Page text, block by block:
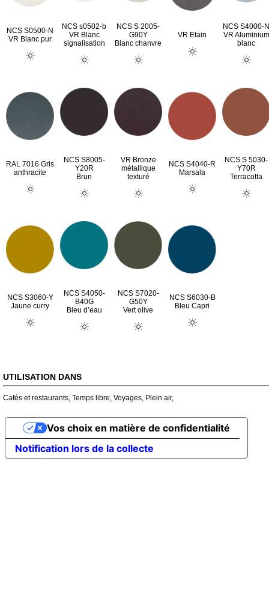
NCS S0500-N
VR Blanc pur
NCS s0502-b
VR Blanc
signalisation
NCS S 2005-
G90Y
Blanc chanvre
VR Etain
NCS S4000-N
VR Aluminium
blanc
RAL 7016 Gris
anthracite
NCS S8005-
Y20R
Brun
VR Bronze
métallique
texturé
NCS S4040-R
Marsala
NCS S 5030-
Y70R
Terracotta
NCS S3060-Y
Jaune curry
NCS S4050-
B40G
Bleu d’eau
NCS S7020-
G50Y
Vert olive
NCS S6030-B
Bleu Capri
UTILISATION DANS
Cafés et restaurants, Temps libre, Voyages, Plein air,
Notification lors de la collecte
Vos choix en matière de confidentialité